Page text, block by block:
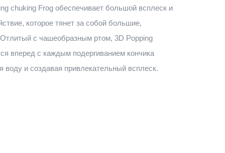
chuking Frog обеспечивает большой всплеск и
которое тянет за собой большие,
с чашеобразным ртом, 3D Popping
вперед с каждым подергиванием кончика
воду и создавая привлекательный всплеск.